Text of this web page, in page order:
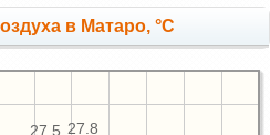
в Матаро, °C
27.8
27.5